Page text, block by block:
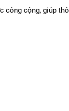
công cộng, giúp